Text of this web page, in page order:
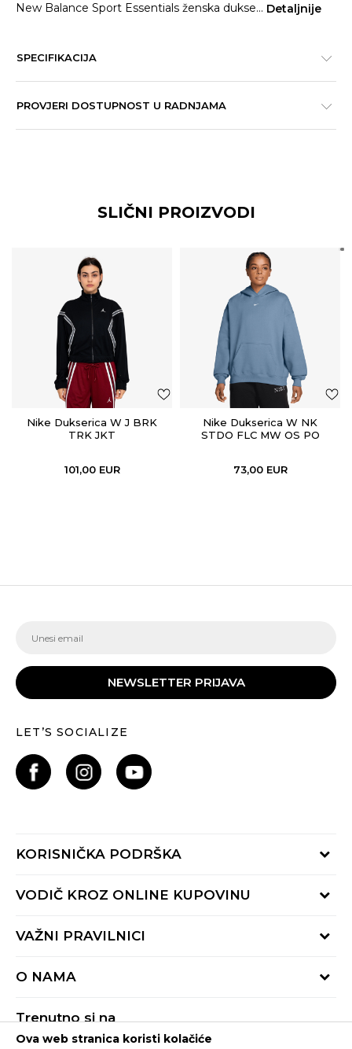
New Balance Sport Essentials ženska dukse... Detaljnije
SPECIFIKACIJA
PROVJERI DOSTUPNOST U RADNJAMA
SLIČNI PROIZVODI
Nike Dukserica W J BRK
TRK JKT
101,00 EUR
Nike Dukserica W NK
STDO FLC MW OS PO
73,00 EUR
NEWSLETTER PRIJAVA
LET’S SOCIALIZE
KORISNIČKA PODRŠKA
Provjeri status porudžbine
Radno vrijeme 9-16h
VODIČ KROZ ONLINE KUPOVINU
Načini isporuke
Reklamacije
VAŽNI PRAVILNICI
Pravila Sport&Bonus programa
O NAMA
Trenutno si na
Buzz Crna Gora PROMIJENI
Ova web stranica koristi kolačiće